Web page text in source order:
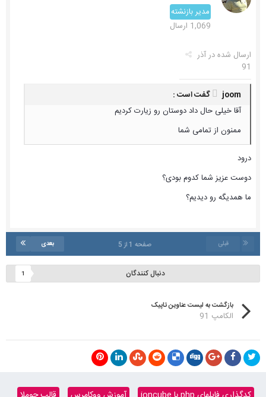
مدیر بازنشته
1,069 ارسال
ارسال شده درآذر
91
joom گفت است :
آقا خیلی حال داد دوستان رو زیارت کردیم
ممنون از تمامی شما
درود
دوست عزیز شما کدوم بودی؟
ما همدیگه رو دیدیم؟
قبلی بعدی صفحه 1 از 5
دنبال کنندگان 1
بازگشت به لیست عناوین تاپیک
الکامپ 91